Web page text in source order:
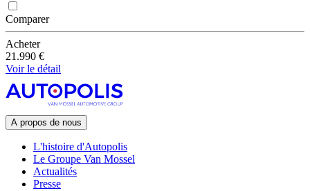
Comparer
Acheter
21.990 €
Voir le détail
A propos de nous
L'histoire d'Autopolis
Le Groupe Van Mossel
Actualités
Presse